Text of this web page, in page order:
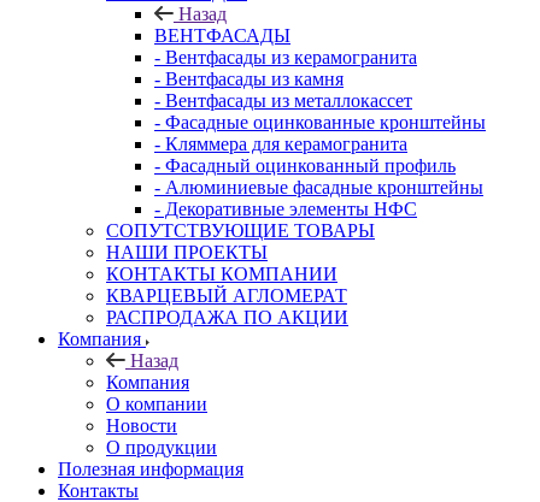
Назад
ВЕНТФАСАДЫ
- Вентфасады из керамогранита
- Вентфасады из камня
- Вентфасады из металлокассет
- Фасадные оцинкованные кронштейны
- Кляммера для керамогранита
- Фасадный оцинкованный профиль
- Алюминиевые фасадные кронштейны
- Декоративные элементы НФС
СОПУТСТВУЮЩИЕ ТОВАРЫ
НАШИ ПРОЕКТЫ
КОНТАКТЫ КОМПАНИИ
КВАРЦЕВЫЙ АГЛОМЕРАТ
РАСПРОДАЖА ПО АКЦИИ
Компания
Назад
Компания
О компании
Новости
О продукции
Полезная информация
Контакты